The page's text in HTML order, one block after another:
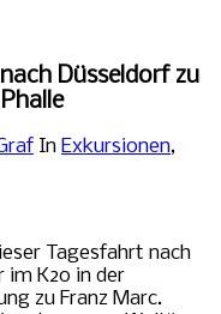
Düsseldorf zu
In Exkursionen,
Tagesfahrt nach
im K20 in der
zu Franz Marc.